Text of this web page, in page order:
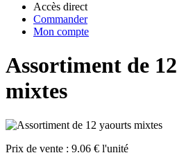
Accès direct
Commander
Mon compte
Assortiment de
mixtes
Prix de vente : 9.06 € l'unité